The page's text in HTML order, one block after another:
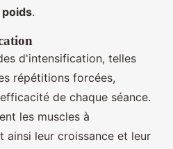
.
d'intensification, telles
répétitions forcées,
de chaque séance.
les muscles à
ainsi leur croissance et leur